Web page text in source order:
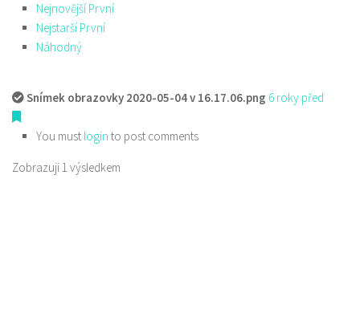
Nejnovější První
Nejstarší První
Náhodný
Snímek obrazovky 2020-05-04 v 16.17.06.png 6 roky před
You must login to post comments
Zobrazuji 1 výsledkem